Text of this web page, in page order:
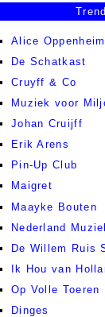
Alice Oppenheim
De Schatkast
Cruyff & Co
Muziek voor
Johan Cruijff
Erik Arens
Pin-Up Club
Maigret
Maayke Bouten
Nederland
De Willem Ruis
Ik Hou van
Op Volle Toeren
Dinges